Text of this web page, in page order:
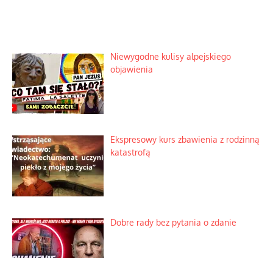
Niewygodne kulisy alpejskiego
objawienia
Ekspresowy kurs zbawienia z rodzinną
katastrofą
Dobre rady bez pytania o zdanie